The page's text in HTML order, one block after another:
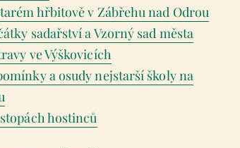
hřbitově v Zábřehu nad Odrou
sadařství a Vzorný sad města
ve Výškovicích
a osudy nejstarší školy na
hostinců